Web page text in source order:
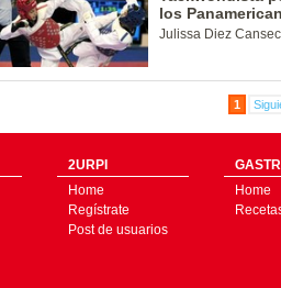
los
Julissa Diez
1
2URPI
Home
Regístrate
Post de usuarios
Home